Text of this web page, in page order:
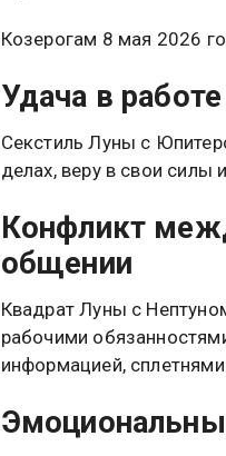
Козерогам 8 мая 2026
Удача в
Секстиль Луны с
делах, веру в свои силы
Конфликт
общении
Квадрат Луны с
рабочими
информацией,